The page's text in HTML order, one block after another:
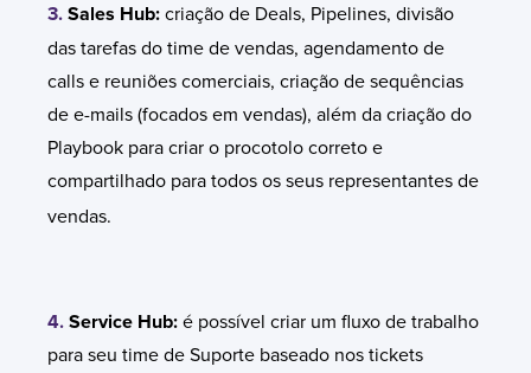
3. Sales Hub: criação de Deals, Pipelines, divisão
das tarefas do time de vendas, agendamento de
calls e reuniões comerciais, criação de sequências
de e-mails (focados em vendas), além da criação do
Playbook para criar o procotolo correto e
compartilhado para todos os seus representantes de
vendas.
4. Service Hub: é possível criar um fluxo de trabalho
para seu time de Suporte baseado nos tickets